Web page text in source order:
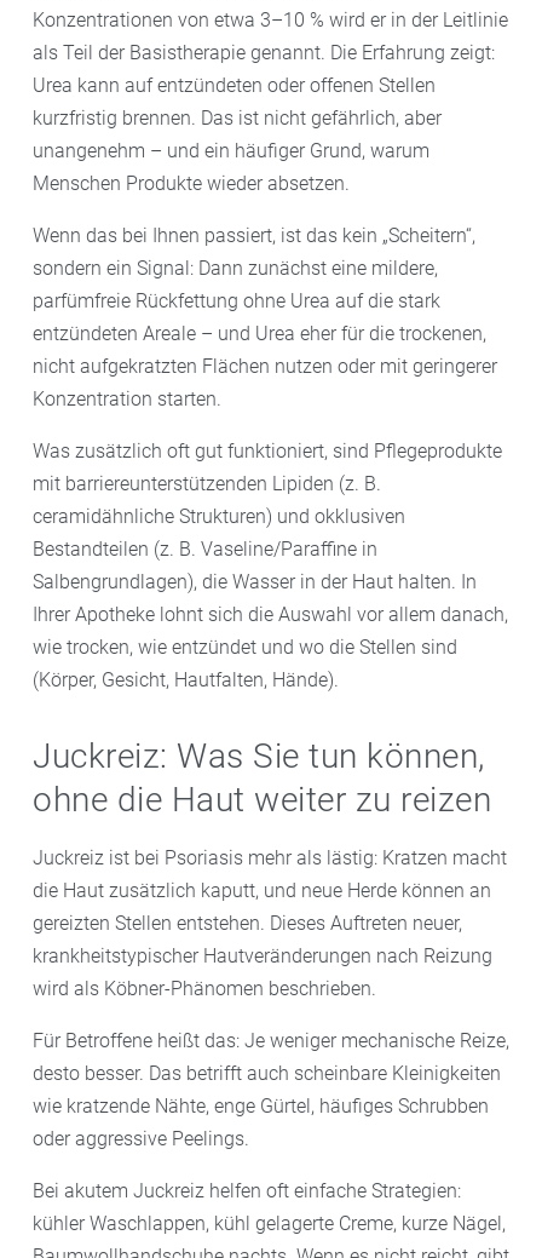
Konzentrationen von etwa 3–10 % wird er in der Leitlinie
als Teil der Basistherapie genannt. Die Erfahrung zeigt:
Urea kann auf entzündeten oder offenen Stellen
kurzfristig brennen. Das ist nicht gefährlich, aber
unangenehm – und ein häufiger Grund, warum
Menschen Produkte wieder absetzen.
Wenn das bei Ihnen passiert, ist das kein „Scheitern“,
sondern ein Signal: Dann zunächst eine mildere,
parfümfreie Rückfettung ohne Urea auf die stark
entzündeten Areale – und Urea eher für die trockenen,
nicht aufgekratzten Flächen nutzen oder mit geringerer
Konzentration starten.
Was zusätzlich oft gut funktioniert, sind Pflegeprodukte
mit barriereunterstützenden Lipiden (z. B.
ceramidähnliche Strukturen) und okklusiven
Bestandteilen (z. B. Vaseline/Paraffine in
Salbengrundlagen), die Wasser in der Haut halten. In
Ihrer Apotheke lohnt sich die Auswahl vor allem danach,
wie trocken, wie entzündet und wo die Stellen sind
(Körper, Gesicht, Hautfalten, Hände).
Juckreiz: Was Sie tun können,
ohne die Haut weiter zu reizen
Juckreiz ist bei Psoriasis mehr als lästig: Kratzen macht
die Haut zusätzlich kaputt, und neue Herde können an
gereizten Stellen entstehen. Dieses Auftreten neuer,
krankheitstypischer Hautveränderungen nach Reizung
wird als Köbner-Phänomen beschrieben.
Für Betroffene heißt das: Je weniger mechanische Reize,
desto besser. Das betrifft auch scheinbare Kleinigkeiten
wie kratzende Nähte, enge Gürtel, häufiges Schrubben
oder aggressive Peelings.
Bei akutem Juckreiz helfen oft einfache Strategien:
kühler Waschlappen, kühl gelagerte Creme, kurze Nägel,